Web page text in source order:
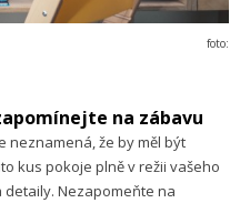
foto:
na zábavu
neznamená, že by měl být
kus pokoje plně v režii vašeho
Nezapomeňte na